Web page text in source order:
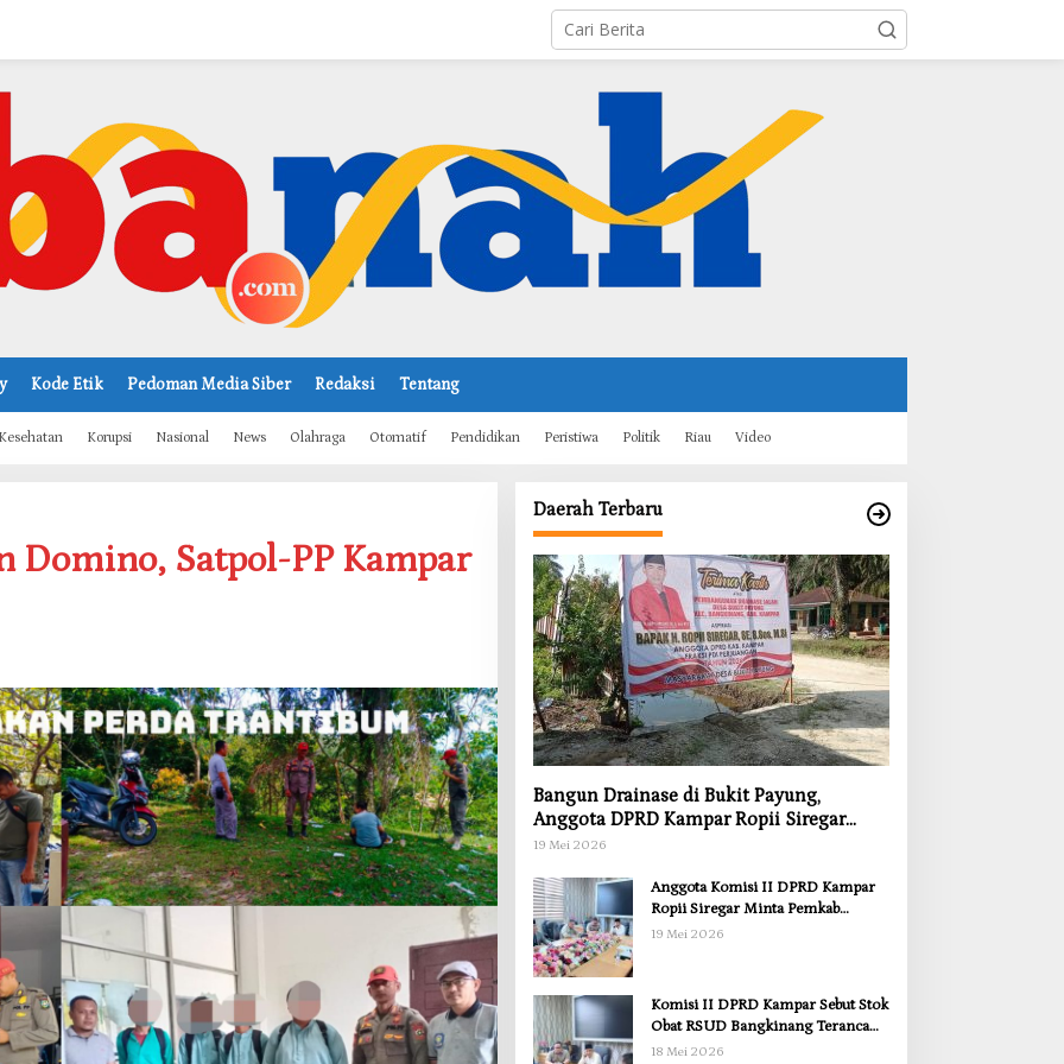
Kode Etik Pedoman Media Siber Redaksi Tentang
Kesehatan Korupsi Nasional News Olahraga Otomatif Pendidikan Peristiwa Politik Riau Video
Domino, Satpol-PP Kampar
Daerah Terbaru
Bangun Drainase di Bukit Payung,
Anggota DPRD Kampar Ropii Siregar
Dorong Infrastruktur yang Menyentuh
19 Mei 2026
Anggota Komisi II DPRD Kampar
Ropii Siregar Minta Pemkab
Bergerak Cepat Atasi Ancaman
19 Mei 2026
Komisi II DPRD Kampar Sebut Stok
Obat RSUD Bangkinang Terancam
Habis Juli 2026
18 Mei 2026